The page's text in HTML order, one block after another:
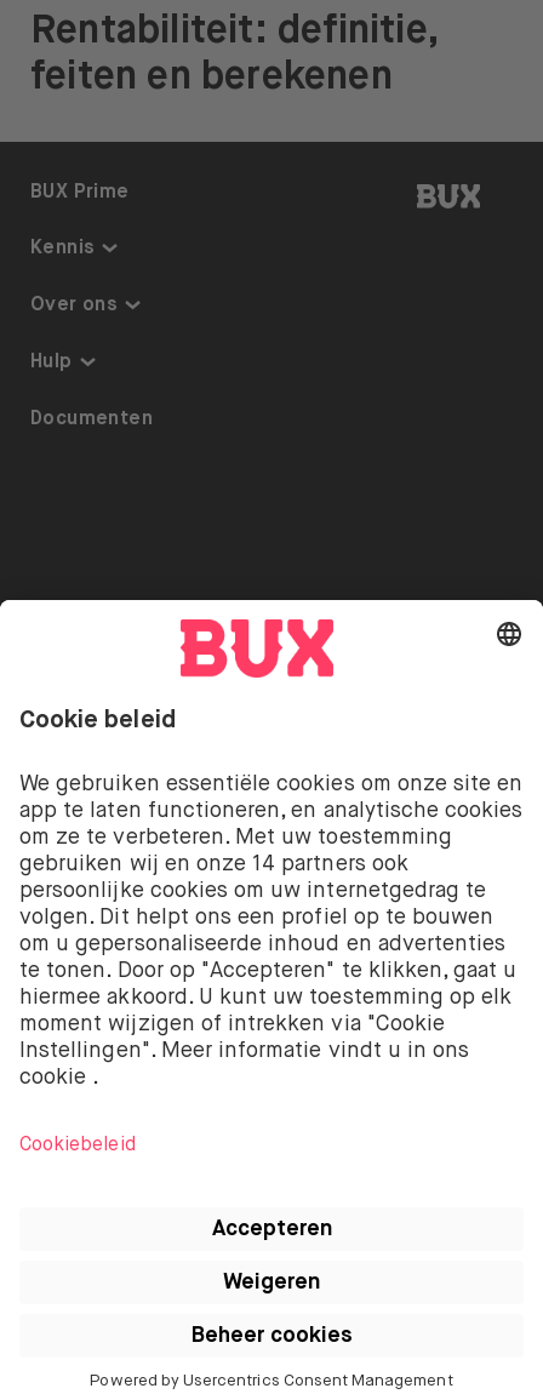
Rentabiliteit: definitie,
feiten en berekenen
BUX |
BUX Prime
Kennis
Kennis
ETF’s op BUX
Over ons
Over BUX
Hulp
Toegankelijkheid
Documenten
Go to "Instagram"
Go to "Facebook"
Go to "Twitter"Go to "Youtube"
Cookie Settings
De beleggingsdiensten van BUX met betrekking tot
aandelen en ETF’s worden aangeboden door BUX B.V.
BUX B.V. is geregistreerd bij de Kamer van
Koophandel onder nummer 58403949. BUX B.V. staat
onder toezicht van de Autoriteit Financiële Markten
(AFM).
BUX B.V. verstrekt geen beleggingsadvies en
beleggers moeten hun eigen beleggingsbeslissingen
nemen of onafhankelijk advies inwinnen. Beleggen
kent risico’s. De waarde van beleggingen kan zowel
iTunes zijn handelsmerken van Apple Inc.
een handelsmerk van Apple Inc. App Store is een
service merk van Apple Inc.